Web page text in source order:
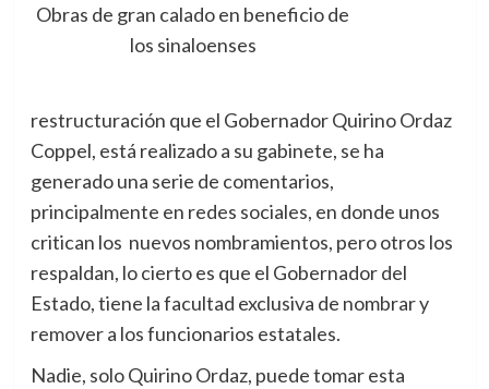
Obras de gran calado en beneficio de
los sinaloenses
restructuración que el Gobernador Quirino Ordaz
Coppel, está realizado a su gabinete, se ha
generado una serie de comentarios,
principalmente en redes sociales, en donde unos
critican los nuevos nombramientos, pero otros los
respaldan, lo cierto es que el Gobernador del
Estado, tiene la facultad exclusiva de nombrar y
remover a los funcionarios estatales.
Nadie, solo Quirino Ordaz, puede tomar esta